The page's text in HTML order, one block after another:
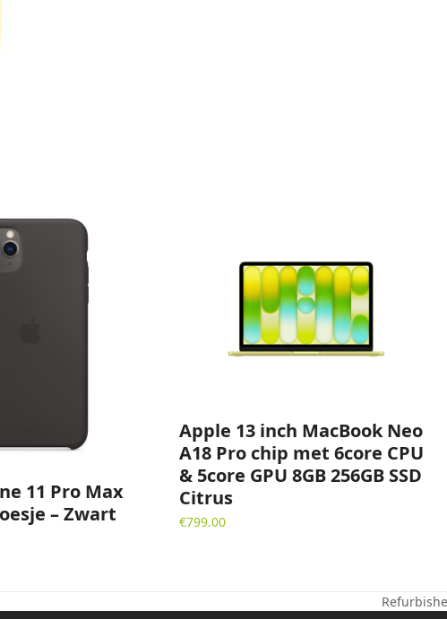
11 Pro Max
– Zwart
Apple 13 inch MacBook Neo
A18 Pro chip met 6core CPU
& 5core GPU 8GB 256GB SSD
Citrus
€799.00
next